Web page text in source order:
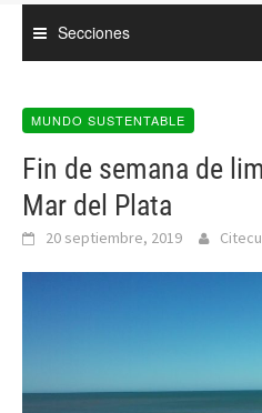
Secciones
MUNDO SUSTENTABLE
Fin de semana de
Mar del Plata
20 septiembre, 2019